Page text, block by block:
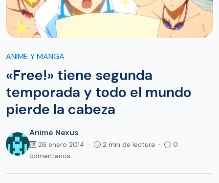
ANIME Y MANGA
«Free!» tiene segunda
temporada y todo el mundo
pierde la cabeza
Anime Nexus
26 enero 2014 · 2 min de lectura ·
0
comentarios